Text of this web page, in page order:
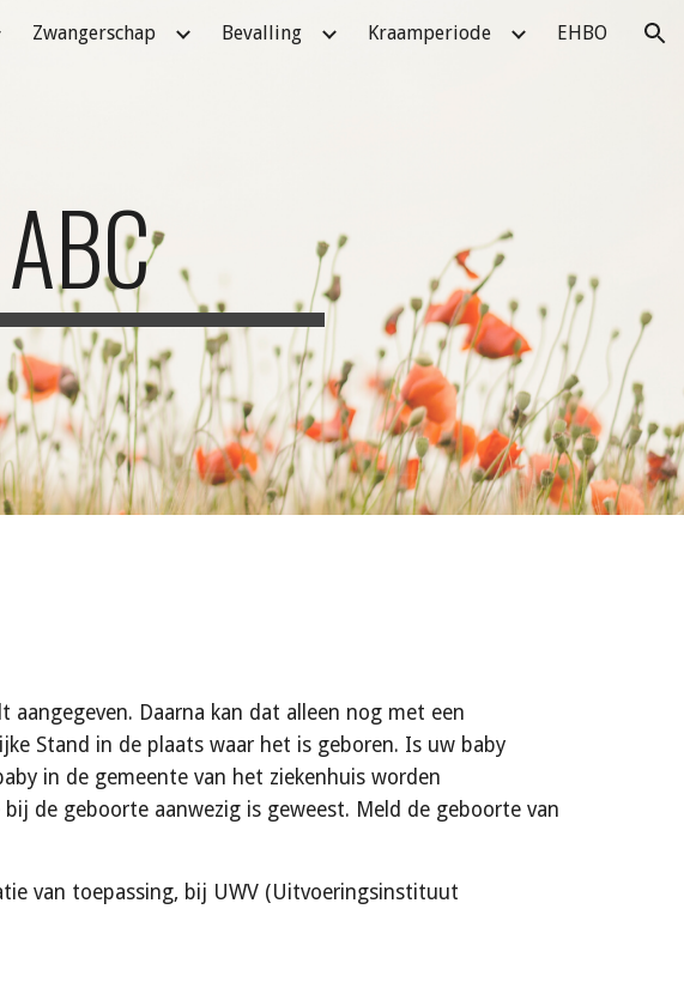
Skip to navigation
Zwangerschap Bevalling Kraamperiode EHBO
Daarna kan dat alleen nog met een
Stand in de plaats waar het is geboren. Is uw baby
in de gemeente van het ziekenhuis worden
de geboorte aanwezig is geweest. Meld de geboorte van
van toepassing, bij UWV (Uitvoeringsinstituut